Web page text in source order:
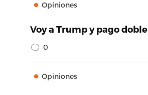
Opiniones
Voy a Trump y pago doble
0
Opiniones